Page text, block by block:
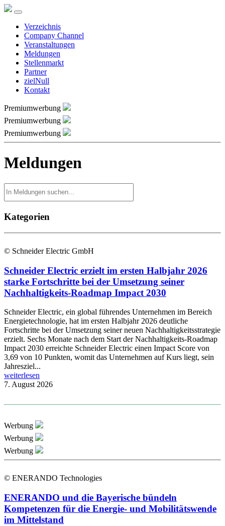
Verzeichnis
Company Channel
Veranstaltungen
Meldungen
Stellenmarkt
Partner
zielNull
Kontakt
Premiumwerbung
Premiumwerbung
Premiumwerbung
Meldungen
Kategorien
© Schneider Electric GmbH
Schneider Electric erzielt im ersten Halbjahr 2026
starke Fortschritte bei der Umsetzung seiner
Nachhaltigkeits-Roadmap Impact 2030
Schneider Electric, ein global führendes Unternehmen im Bereich
Energietechnologie, hat im ersten Halbjahr 2026 deutliche
Fortschritte bei der Umsetzung seiner neuen Nachhaltigkeitsstrategie
erzielt. Sechs Monate nach dem Start der Nachhaltigkeits-Roadmap
Impact 2030 erreichte Schneider Electric einen Impact Score von
3,69 von 10 Punkten, womit das Unternehmen auf Kurs liegt, sein
Jahresziel...
weiterlesen
7. August 2026
Werbung
Werbung
Werbung
© ENERANDO Technologies
ENERANDO und die Bayerische bündeln
Kompetenzen für die Energie- und Mobilitätswende
im Mittelstand